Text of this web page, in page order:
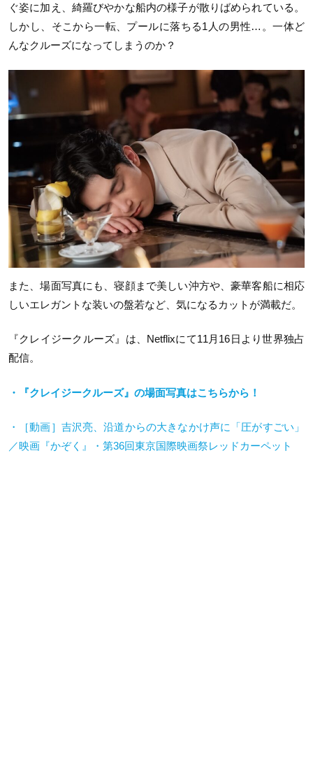
ぐ姿に加え、綺羅びやかな船内の様子が散りばめられている。
しかし、そこから一転、プールに落ちる1人の男性…。一体ど
んなクルーズになってしまうのか？
また、場面写真にも、寝顔まで美しい沖方や、豪華客船に相応
しいエレガントな装いの盤若など、気になるカットが満載だ。
『クレイジークルーズ』は、Netflixにて11月16日より世界独占
配信。
・『クレイジークルーズ』の場面写真はこちらから！
・［動画］吉沢亮、沿道からの大きなかけ声に「圧がすごい」
／映画『かぞく』・第36回東京国際映画祭レッドカーペット